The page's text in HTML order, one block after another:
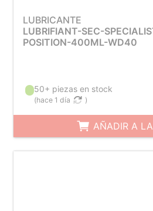
LUBRICANTE
LUBRIFIANT-SEC-
POSITION-400ML-WD40
50+ piezas en stock
(hace 1 día )
AÑADIR A